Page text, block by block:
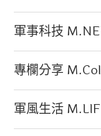
軍事科技
專欄分享
軍風生活